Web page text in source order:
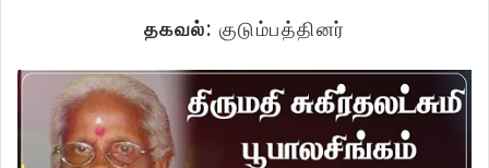
தகவல்: குடும்பத்தினர்